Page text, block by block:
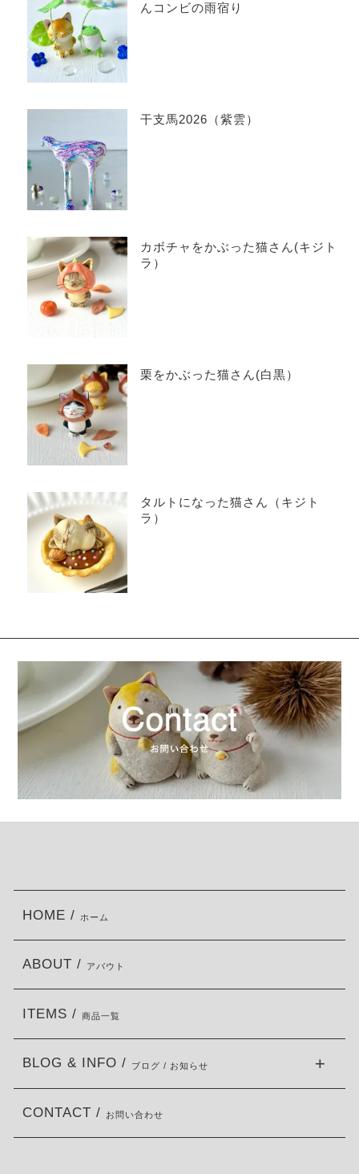
んコンビの雨宿り
干支馬2026（紫雲）
カボチャをかぶった猫さん(キジト
ラ）
栗をかぶった猫さん(白黒）
タルトになった猫さん（キジト
ラ）
HOME / ホーム
ABOUT / アバウト
ITEMS / 商品一覧
BLOG & INFO / ブログ / お知らせ
CONTACT / お問い合わせ